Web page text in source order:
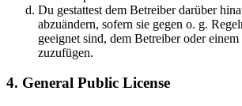
Du gestattest dem Betreiber darüber
abzuändern, sofern sie gegen o. g.
geeignet sind, dem Betreiber oder
zuzufügen.
4. General Public License